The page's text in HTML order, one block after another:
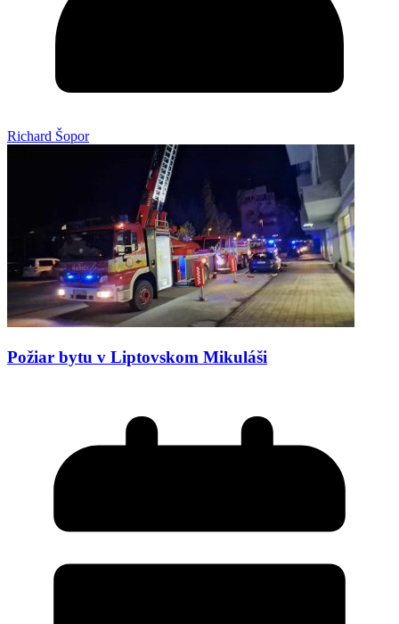
Richard Šopor
Požiar bytu v Liptovskom Mikuláši